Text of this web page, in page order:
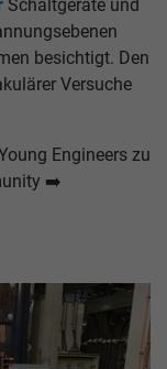
Schaltgeräte und
besichtigt. Den
Versuche
Engineers zu
➡️